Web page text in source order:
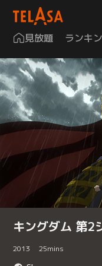
見放題 ランキ
キングダム 第2
2013 25mins